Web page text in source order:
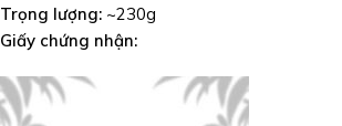
Trọng lượng: ~230g
Giấy chứng nhận: